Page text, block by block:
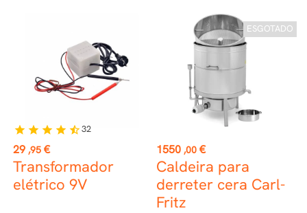
Preço
29 ,95 €
Transformador
elétrico 9V
star star star star star_half32
ESGOTADO
Preço
1550 ,00 €
Caldeira para
derreter cera Carl-
Fritz